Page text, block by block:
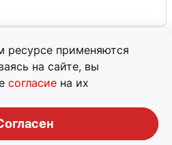
ресурсе применяются
на сайте, вы
согласие на их